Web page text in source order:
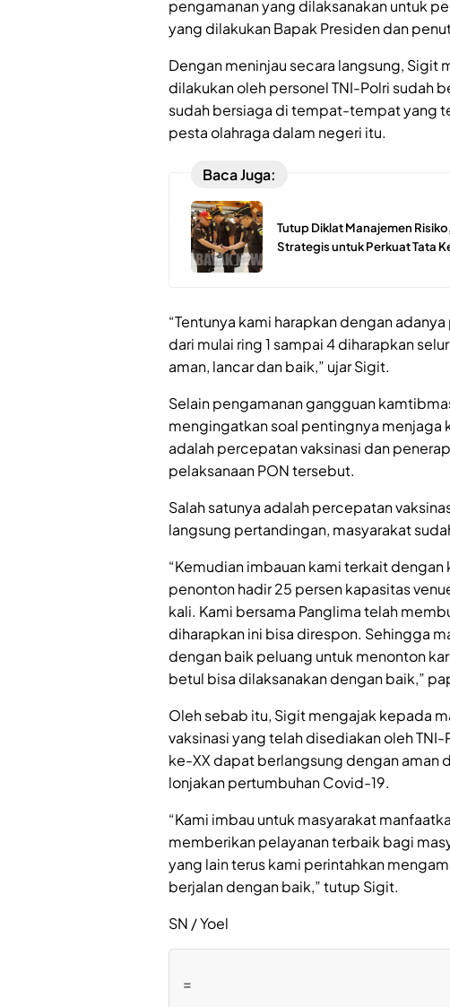
pengamanan yang dilaksanakan untuk
yang dilakukan Bapak Presiden dan
Dengan meninjau secara langsung, Sigit
dilakukan oleh personel TNI-Polri sudah
sudah bersiaga di tempat-tempat yang
pesta olahraga dalam negeri itu.
Baca Juga:
Tutup Diklat Manajemen
Strategis untuk Perkuat Tata
“Tentunya kami harapkan dengan
dari mulai ring 1 sampai 4 diharapkan
aman, lancar dan baik,” ujar Sigit.
Selain pengamanan gangguan
mengingatkan soal pentingnya menjaga
adalah percepatan vaksinasi dan
pelaksanaan PON tersebut.
Salah satunya adalah percepatan
langsung pertandingan, masyarakat
“Kemudian imbauan kami terkait
penonton hadir 25 persen kapasitas
kali. Kami bersama Panglima telah
diharapkan ini bisa direspon. Sehingga
dengan baik peluang untuk menonton
betul bisa dilaksanakan dengan baik,”
Oleh sebab itu, Sigit mengajak kepada
vaksinasi yang telah disediakan oleh
ke-XX dapat berlangsung dengan aman
lonjakan pertumbuhan Covid-19.
“Kami imbau untuk masyarakat
memberikan pelayanan terbaik bagi
yang lain terus kami perintahkan
berjalan dengan baik,” tutup Sigit.
SN / Yoel
=